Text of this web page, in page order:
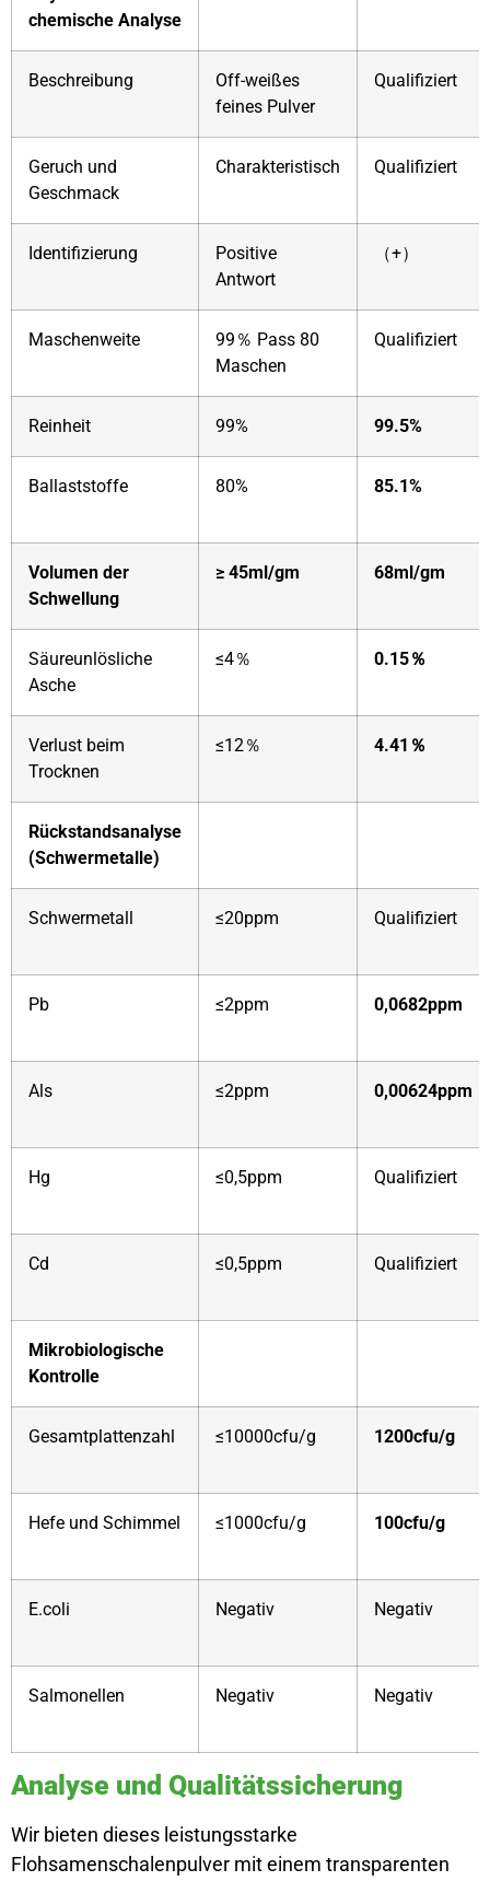
chemische Analyse
Beschreibung
Off-weißes
feines Pulver
Qualifiziert
Geruch und
Geschmack
Charakteristisch Qualifiziert
Identifizierung
Positive
Antwort
（+）
Maschenweite
99％ Pass 80
Maschen
Qualifiziert
Reinheit 99% 99.5%
Ballaststoffe 80% 85.1%
Volumen der
Schwellung
≥ 45ml/gm 68ml/gm
Säureunlösliche
Asche
≤4％ 0.15％
Verlust beim
Trocknen
≤12％ 4.41％
Rückstandsanalyse
(Schwermetalle)
Schwermetall ≤20ppm Qualifiziert
Pb ≤2ppm 0,0682ppm
Als ≤2ppm 0,00624ppm
Hg ≤0,5ppm Qualifiziert
Cd ≤0,5ppm Qualifiziert
Mikrobiologische
Kontrolle
Gesamtplattenzahl ≤10000cfu/g 1200cfu/g
Hefe und Schimmel ≤1000cfu/g 100cfu/g
E.coli Negativ Negativ
Salmonellen Negativ Negativ
Analyse und Qualitätssicherung
Wir bieten dieses leistungsstarke
Flohsamenschalenpulver mit einem transparenten